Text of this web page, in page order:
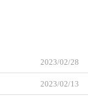
2023/02/28
2023/02/13